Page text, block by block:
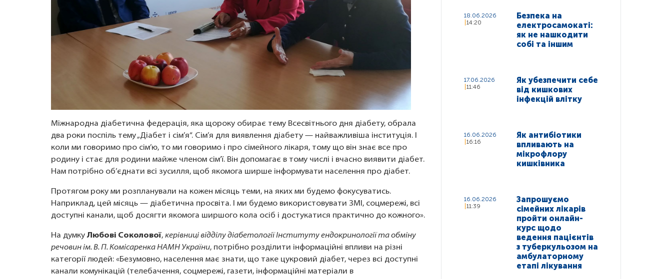
Міжнародна діабетична федерація, яка щороку обирає тему Всесвітнього дня діабету, обрала
два роки поспіль тему „Діабет і сім’я“. Сім’я для виявлення діабету — найважливіша інституція. І
коли ми говоримо про сім’ю, то ми говоримо і про сімейного лікаря, тому що він знає все про
родину і стає для родини майже членом сім’ї. Він допомагає в тому числі і вчасно виявити діабет.
Нам потрібно об’єднати всі зусилля, щоб якомога ширше інформувати населення про діабет.
Протягом року ми розпланували на кожен місяць теми, на яких ми будемо фокусуватись.
Наприклад, цей місяць — діабетична просвіта. І ми будемо використовувати ЗМІ, соцмережі, всі
доступні канали, щоб досягти якомога ширшого кола осіб і достукатися практично до кожного».
На думкуЛюбові Соколової, керівниці відділу діабетології Інституту ендокринології та обміну
речовин ім. В. П. Комісаренка НАМН України, потрібно розділити інформаційні впливи на різні
категорії людей: «Безумовно, населення має знати, що таке цукровий діабет, через всі доступні
канали комунікацій (телебачення, соцмережі, газети, інформаційні матеріали в
18.06.2026
14:20
Безпека на
електросамокаті:
як не нашкодити
собі та іншим
17.06.2026
11:46
Як убезпечити себе
від кишкових
інфекцій влітку
16.06.2026
16:16
Як антибіотики
впливають на
мікрофлору
кишківника
16.06.2026
11:39
Запрошуємо
сімейних лікарів
пройти онлайн-
курс щодо
ведення пацієнтів
з туберкульозом на
амбулаторному
етапі лікування